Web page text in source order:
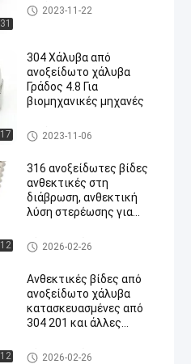
Καρύδια ανοξείδωτου
2023-11-22
304 Χάλυβα από
ανοξείδωτο χάλυβα
Γράδος 4.8 Για
βιομηχανικές μηχανές
Καρύδια ανοξείδωτου
2023-11-06
316 ανοξείδωτες βίδες
ανθεκτικές στη
διάβρωση, ανθεκτική
λύση στερέωσης για
κατασκευές και
εφαρμογές μηχανημάτων
μόνες τρυπώντας βίδες ανο
ξείδωτου
2026-02-26
Ανθεκτικές βίδες από
ανοξείδωτο χάλυβα
κατασκευασμένες από
304 201 και άλλες
χάλυβα ιδανικές για
μόνες τρυπώντας βίδες ανο
2026-02-26